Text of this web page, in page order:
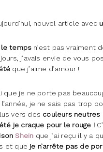
nouvel article avec
le temps n’est pas vraiment
j’avais envie de vous
que j’aime d’amour !
que je ne porte pas
je ne sais pas trop
vers des couleurs neutres
je craque pour le rouge !
Shein que j’ai reçu il y a
et que je n’arrête pas de